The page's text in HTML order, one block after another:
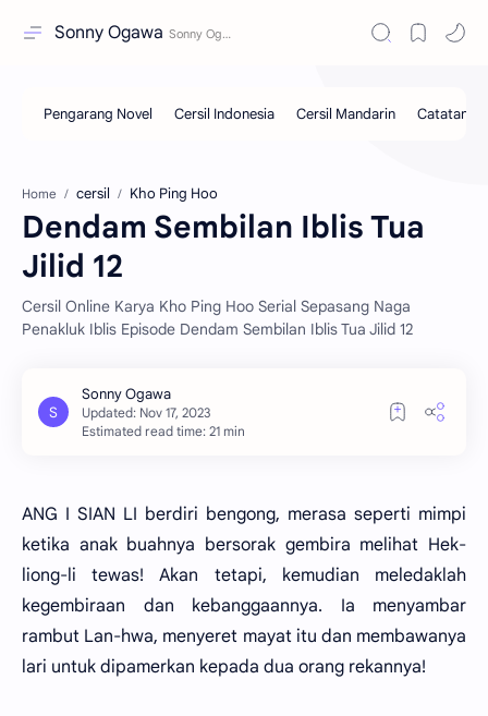
Sonny Ogawa
Home cersil Kho Ping Hoo
Dendam Sembilan Iblis Tua
Jilid 12
Cersil Online Karya Kho Ping Hoo Serial Sepasang Naga
Penakluk Iblis Episode Dendam Sembilan Iblis Tua Jilid 12
Estimated read time: 21 min
ANG I SIAN LI berdiri bengong, merasa seperti mimpi
ketika anak buahnya bersorak gembira melihat Hek-
liong-li tewas! Akan tetapi, kemudian meledaklah
kegembiraan dan kebanggaannya. Ia menyambar
rambut Lan-hwa, menyeret mayat itu dan membawanya
lari untuk dipamerkan kepada dua orang rekannya!